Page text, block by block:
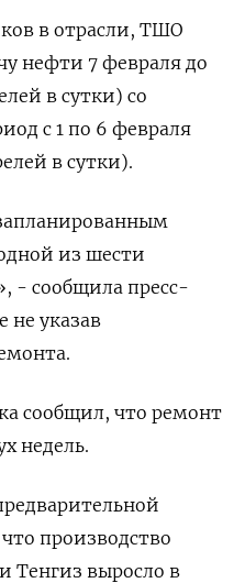
в отрасли, ТШО
нефти 7 февраля до
в сутки) со
с 1 по 6 февраля
в сутки).
из шести
- сообщила пресс-
не указав
сообщил, что ремонт
недель.
производство
Тенгиз выросло в